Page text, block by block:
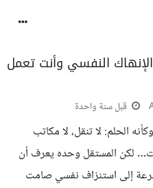
النفسي وأنت تعمل
قبل سنة واحدة
الحلم: لا تنقل، لا مكاتب
لكن المستقل وحده يعرف أن
إلى استنزاف نفسي صامت